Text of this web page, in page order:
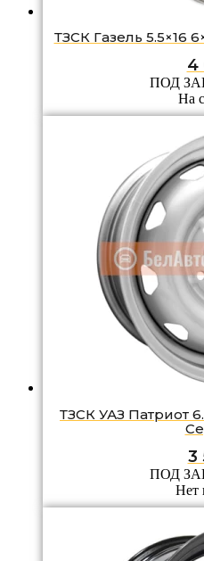
ТЗСК Газель 5.5×16
4
ПОД
На
ТЗСК УАЗ Патриот
3
ПОД
Нет